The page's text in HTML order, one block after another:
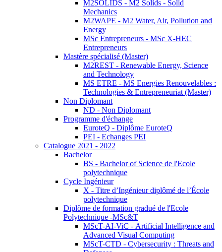
M2SOLIDS - M2 Solids - Solid
Mechanics
M2WAPE - M2 Water, Air, Pollution and
Energy
MSc Entrepreneurs - MSc X-HEC
Entrepreneurs
Mastère spécialisé (Master)
M2REST - Renewable Energy, Science
and Technology
MS ETRE - MS Energies Renouvelables :
Technologies & Entrepreneuriat (Master)
Non Diplomant
ND - Non Diplomant
Programme d'échange
EuroteQ - Diplôme EuroteQ
PEI - Echanges PEI
Catalogue 2021 - 2022
Bachelor
BS - Bachelor of Science de l'Ecole
polytechnique
Cycle Ingénieur
X - Titre d’Ingénieur diplômé de l’École
polytechnique
Diplôme de formation gradué de l'Ecole
Polytechnique -MSc&T
MScT-AI-ViC - Artificial Intelligence and
Advanced Visual Computing
MScT-CTD - Cybersecurity : Threats and